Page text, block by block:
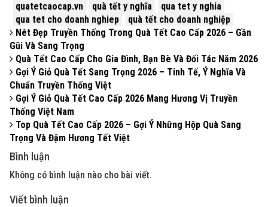
quatetcaocap.vn
quà tết y nghĩa
qua tet y nghia
qua tet cho doanh nghiep
quà tết cho doanh nghiệp
Nét Đẹp Truyền Thống Trong Quà Tết Cao Cấp 2026 – Gần
Gũi Và Sang Trọng
Quà Tết Cao Cấp Cho Gia Đình, Bạn Bè Và Đối Tác Năm 2026
Gợi Ý Giỏ Quà Tết Sang Trọng 2026 – Tinh Tế, Ý Nghĩa Và
Chuẩn Truyền Thống Việt
Gợi Ý Giỏ Quà Tết Cao Cấp 2026 Mang Hương Vị Truyền
Thống Việt Nam
Top Quà Tết Cao Cấp 2026 – Gợi Ý Những Hộp Quà Sang
Trọng Và Đậm Hương Tết Việt
Bình luận
Không có bình luận nào cho bài viết.
Viết bình luận